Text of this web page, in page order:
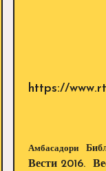
https://
Амбасадори
Вести 2016.